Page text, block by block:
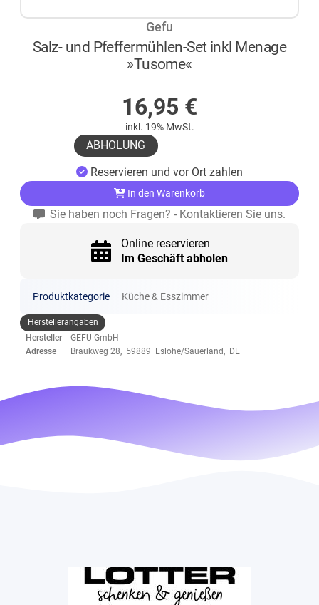
Gefu
Salz- und Pfeffermühlen-Set inkl Menage
»Tusome«
16,95 €
inkl. 19% MwSt.
ABHOLUNG
Reservieren und vor Ort zahlen
In den Warenkorb
Sie haben noch Fragen? - Kontaktieren Sie uns.
Online reservieren
Im Geschäft abholen
Produktkategorie Küche & Esszimmer
Herstellerangaben
Hersteller
GEFU GmbH
Adresse
Braukweg 28, 59889 Eslohe/Sauerland, DE